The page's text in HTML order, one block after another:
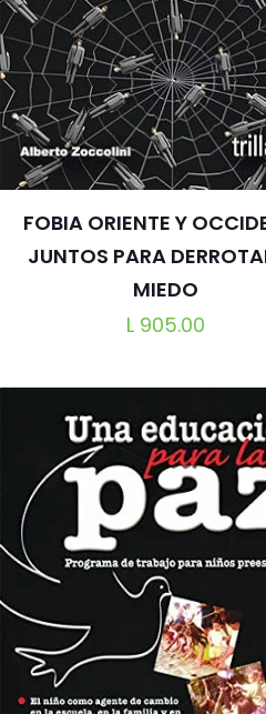
FOBIA ORIENTE Y
JUNTOS PARA
MIEDO
L905.00